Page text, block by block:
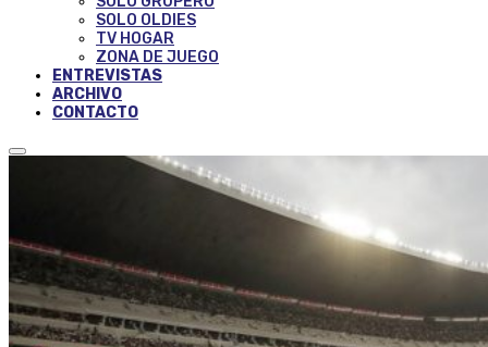
SOLO OLDIES
TV HOGAR
ZONA DE JUEGO
ENTREVISTAS
ARCHIVO
CONTACTO